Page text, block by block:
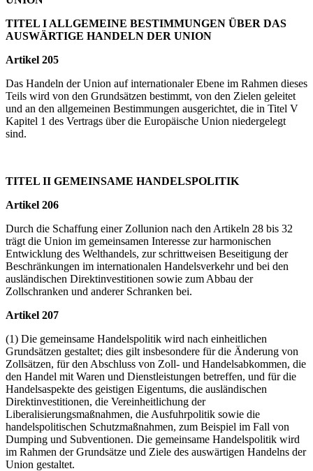
TITEL I ALLGEMEINE BESTIMMUNGEN ÜBER DAS
AUSWÄRTIGE HANDELN DER UNION
Artikel 205
Das Handeln der Union auf internationaler Ebene im Rahmen dieses
Teils wird von den Grundsätzen bestimmt, von den Zielen geleitet
und an den allgemeinen Bestimmungen ausgerichtet, die in Titel V
Kapitel 1 des Vertrags über die Europäische Union niedergelegt
sind.
TITEL II GEMEINSAME HANDELSPOLITIK
Artikel 206
Durch die Schaffung einer Zollunion nach den Artikeln 28 bis 32
trägt die Union im gemeinsamen Interesse zur harmonischen
Entwicklung des Welthandels, zur schrittweisen Beseitigung der
Beschränkungen im internationalen Handelsverkehr und bei den
ausländischen Direktinvestitionen sowie zum Abbau der
Zollschranken und anderer Schranken bei.
Artikel 207
(1) Die gemeinsame Handelspolitik wird nach einheitlichen
Grundsätzen gestaltet; dies gilt insbesondere für die Änderung von
Zollsätzen, für den Abschluss von Zoll- und Handelsabkommen, die
den Handel mit Waren und Dienstleistungen betreffen, und für die
Handelsaspekte des geistigen Eigentums, die ausländischen
Direktinvestitionen, die Vereinheitlichung der
Liberalisierungsmaßnahmen, die Ausfuhrpolitik sowie die
handelspolitischen Schutzmaßnahmen, zum Beispiel im Fall von
Dumping und Subventionen. Die gemeinsame Handelspolitik wird
im Rahmen der Grundsätze und Ziele des auswärtigen Handelns der
Union gestaltet.